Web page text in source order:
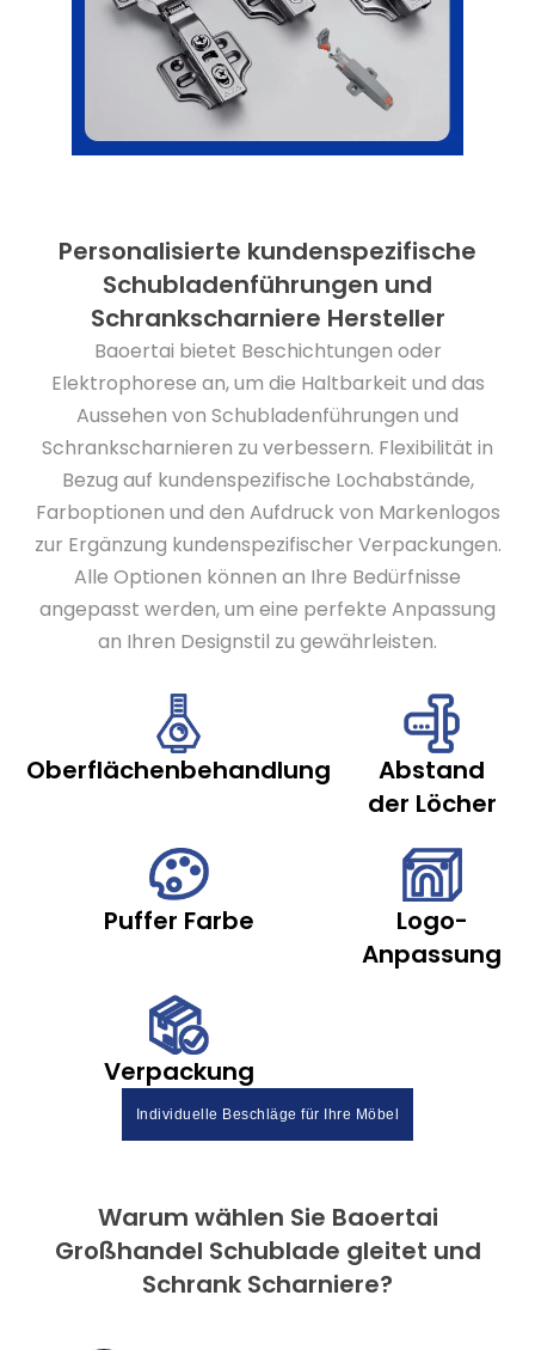
Personalisierte kundenspezifische
Schubladenführungen und
Schrankscharniere Hersteller
Baoertai bietet Beschichtungen oder
Elektrophorese an, um die Haltbarkeit und das
Aussehen von Schubladenführungen und
Schrankscharnieren zu verbessern. Flexibilität in
Bezug auf kundenspezifische Lochabstände,
Farboptionen und den Aufdruck von Markenlogos
zur Ergänzung kundenspezifischer Verpackungen.
Alle Optionen können an Ihre Bedürfnisse
angepasst werden, um eine perfekte Anpassung
an Ihren Designstil zu gewährleisten.
Oberflächenbehandlung
Abstand
der Löcher
Puffer Farbe
Logo-
Anpassung
Verpackung
Individuelle Beschläge für Ihre Möbel
Warum wählen Sie Baoertai
Großhandel Schublade gleitet und
Schrank Scharniere?